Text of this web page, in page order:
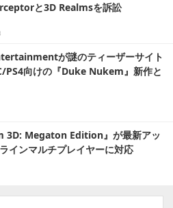
と3D Realmsを訴訟
が謎のティーザーサイト
PS4向けの『Duke Nukem』新作と
3D: Megaton Edition』が最新アッ
インマルチプレイヤーに対応